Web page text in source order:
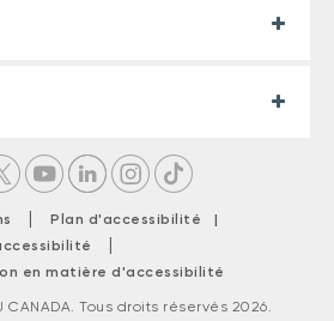
|
Plan d'accessibilité |
|
en matière d'accessibilité
CANADA. Tous droits réservés 2026.